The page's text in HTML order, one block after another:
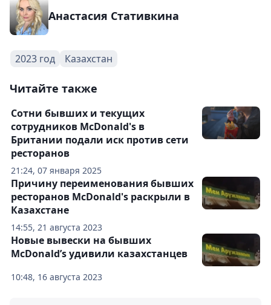
Анастасия Стативкина
2023 год Казахстан
Читайте также
21:24, 07 января 2025
Сотни бывших и текущих
сотрудников McDonald's в
Британии подали иск против сети
ресторанов
14:55, 21 августа 2023
Причину переименования бывших
ресторанов McDonald's раскрыли в
Казахстане
10:48, 16 августа 2023
Новые вывески на бывших
McDonald’s удивили казахстанцев